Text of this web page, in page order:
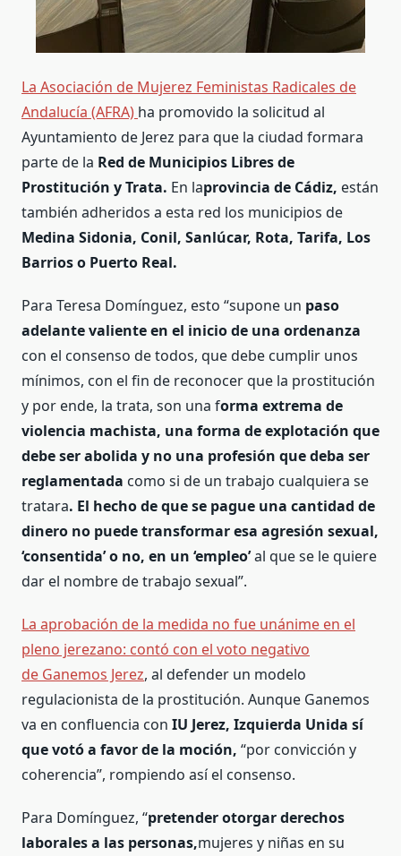
La Asociación de Mujerez Feministas Radicales de
Andalucía (AFRA) ha promovido la solicitud al
Ayuntamiento de Jerez para que la ciudad formara
parte de la Red de Municipios Libres de
Prostitución y Trata. En laprovincia de Cádiz, están
también adheridos a esta red los municipios de
Medina Sidonia, Conil, Sanlúcar, Rota, Tarifa, Los
Barrios o Puerto Real.
Para Teresa Domínguez, esto “supone un paso
adelante valiente en el inicio de una ordenanza
con el consenso de todos, que debe cumplir unos
mínimos, con el fin de reconocer que la prostitución
y por ende, la trata, son una forma extrema de
violencia machista, una forma de explotación que
debe ser abolida y no una profesión que deba ser
reglamentada como si de un trabajo cualquiera se
tratara. El hecho de que se pague una cantidad de
dinero no puede transformar esa agresión sexual,
‘consentida’ o no, en un ‘empleo’al que se le quiere
dar el nombre de trabajo sexual”.
La aprobación de la medida no fue unánime en el
pleno jerezano: contó con el voto negativo
de Ganemos Jerez, al defender un modelo
regulacionista de la prostitución. Aunque Ganemos
va en confluencia con IU Jerez, Izquierda Unida sí
que votó a favor de la moción, “por convicción y
coherencia”, rompiendo así el consenso.
Para Domínguez, “pretender otorgar derechos
laborales a las personas,mujeres y niñas en su